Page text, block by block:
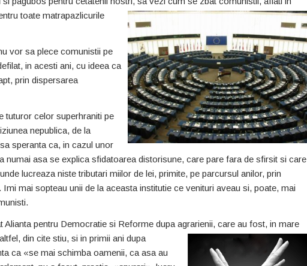
toate matrapazlicurile
vor sa plece comunistii pe
in acesti ani, cu ideea ca
prin dispersarea
tuturor celor superhraniti pe
nepublica, de la
speranta ca, in cazul unor
numai asa se explica sfidatoarea distorisune, care pare fara de sfirsit si care
lucreaza niste tributari miilor de lei, primite, pe parcursul anilor, prin
mai sopteau unii de la aceasta institutie ce venituri aveau si, poate, mai
pentru Democratie si Reforme dupa agrarienii, care au fost, in mare
din cite stiu, si in primii ani dupa
ca «se mai schimba oamenii, ca asa au